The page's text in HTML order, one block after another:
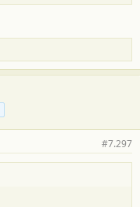
#7.297